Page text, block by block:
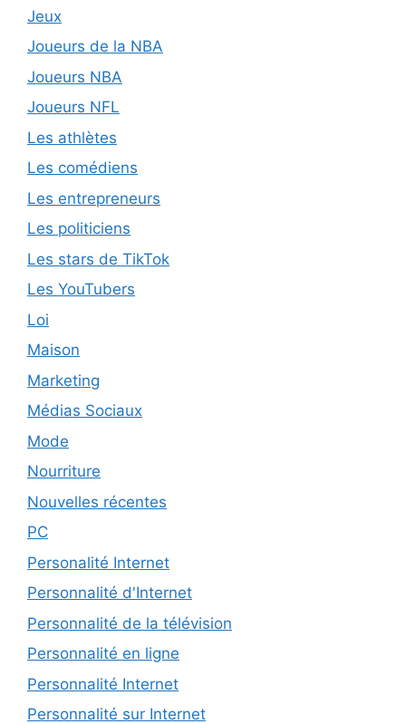
Jeux
Joueurs de la NBA
Joueurs NBA
Joueurs NFL
Les athlètes
Les comédiens
Les entrepreneurs
Les politiciens
Les stars de TikTok
Les YouTubers
Loi
Maison
Marketing
Médias Sociaux
Mode
Nourriture
Nouvelles récentes
PC
Personalité Internet
Personnalité d'Internet
Personnalité de la télévision
Personnalité en ligne
Personnalité Internet
Personnalité sur Internet